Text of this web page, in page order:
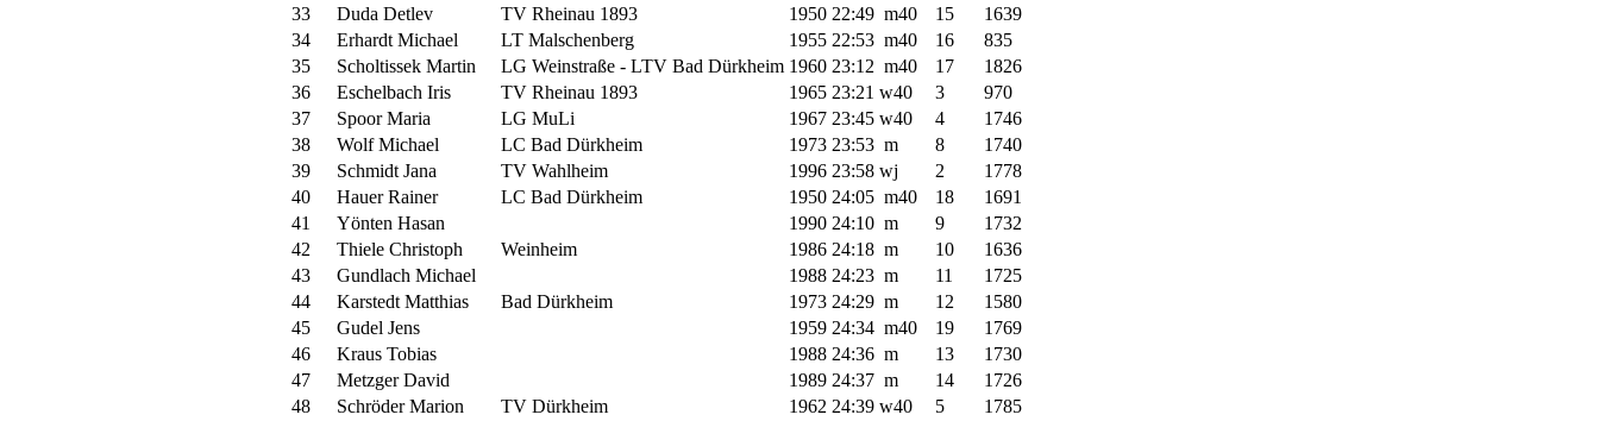
33
Duda Detlev TV Rheinau 1893 1950 22:49 m40 15
1639
34
Erhardt Michael LT Malschenberg 1955 22:53 m40 16
835
35
Scholtissek Martin LG Weinstraße - LTV Bad Dürkheim 1960 23:12 m40 17
1826
36
Eschelbach Iris TV Rheinau 1893 1965 23:21 w40 3
970
37
Spoor Maria LG MuLi 1967 23:45 w40 4
1746
38
Wolf Michael LC Bad Dürkheim 1973 23:53 m 8
1740
39
Schmidt Jana TV Wahlheim 1996 23:58 wj 2
1778
40
Hauer Rainer LC Bad Dürkheim 1950 24:05 m40 18
1691
41
Yönten Hasan 1990 24:10 m 9
1732
42
Thiele Christoph Weinheim 1986 24:18 m 10
1636
43
Gundlach Michael 1988 24:23 m 11
1725
44
Karstedt Matthias Bad Dürkheim 1973 24:29 m 12
1580
45
Gudel Jens 1959 24:34 m40 19
1769
46
Kraus Tobias 1988 24:36 m 13
1730
47
Metzger David 1989 24:37 m 14
1726
48
Schröder Marion TV Dürkheim 1962 24:39 w40 5
1785